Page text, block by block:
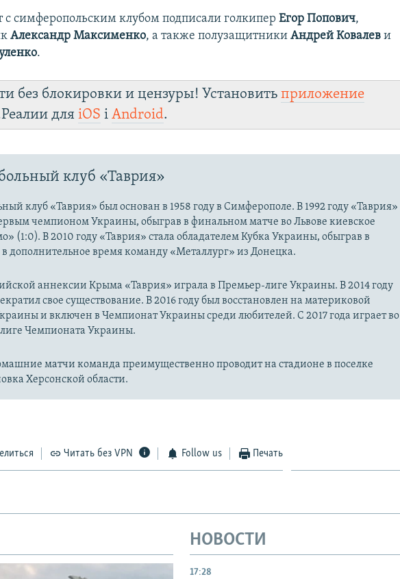
с симферопольским клубом подписали голкиперЕгор Попович,
Александр Максименко, а также полузащитникиАндрей Ковалев и
.
без блокировки и цензуры! Установитьприложение
дляiOS іAndroid.
клуб «Таврия»
клуб «Таврия» был основан в 1958 году в Симферополе. В 1992 году «Таврия»
чемпионом Украины, обыграв в финальном матче во Львове киевское
(1:0). В 2010 году «Таврия» стала обладателем Кубка Украины, обыграв в
дополнительное время команду «Металлург» из Донецка.
аннексии Крыма «Таврия» играла в Премьер-лиге Украины. В 2014 году
свое существование. В 2016 году был восстановлен на материковой
и включен в Чемпионат Украины среди любителей. С 2017 года играет во
Чемпионата Украины.
матчи команда преимущественно проводит на стадионе в поселке
Херсонской области.
Читать без VPN Follow us Печать
НОВОСТИ
17:28